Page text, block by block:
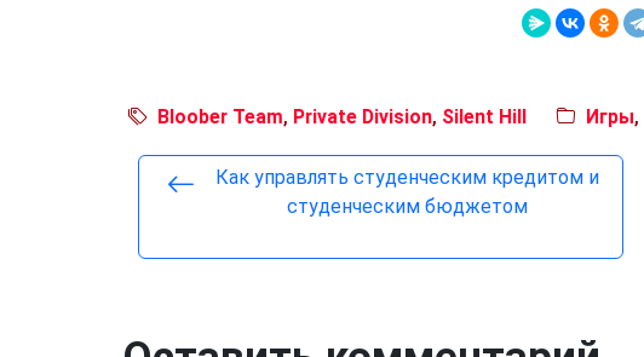
Bloober Team, Private Division, Silent Hill Игры,
Как управлять студенческим кредитом и
студенческим бюджетом